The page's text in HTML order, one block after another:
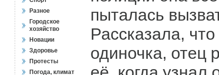
Разное
Городское
хозяйство
Новации
Здоровье
Протесты
Погода, климат
пыталась
Рассказала,
одиночка, отец